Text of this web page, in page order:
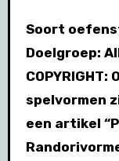
Soort
Doelgroep:
spelvormen
een artikel